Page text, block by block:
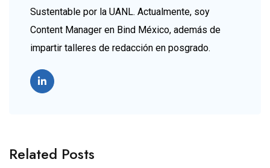
Sustentable por la UANL. Actualmente, soy
Content Manager en Bind México, además de
impartir talleres de redacción en posgrado.
Related Posts